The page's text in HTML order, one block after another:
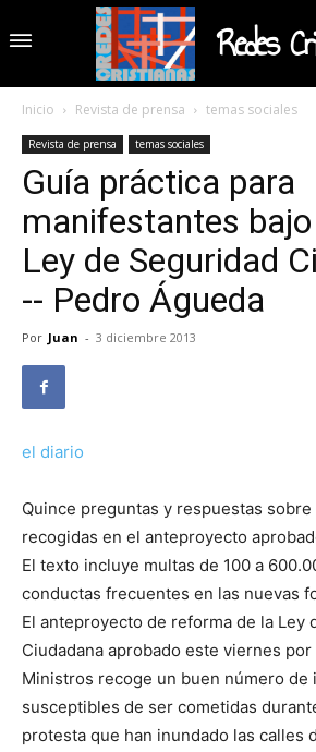
Redes
Inicio Revista de prensa temas sociales
Revista de prensa temas sociales
Guía práctica para
manifestantes
Ley de Seguridad
-- Pedro Águeda
Por Juan - 3 diciembre 2013
el diario
Quince preguntas y respuestas
recogidas en el anteproyecto
El texto incluye multas de 100 a
conductas frecuentes en las nuevas
El anteproyecto de reforma de la Ley
Ciudadana aprobado este viernes
Ministros recoge un buen número de
susceptibles de ser cometidas
protesta que han inundado las calles